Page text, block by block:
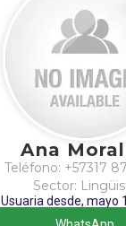
Ana
Teléfono: +57317
Sector:
Usuaria desde, mayo